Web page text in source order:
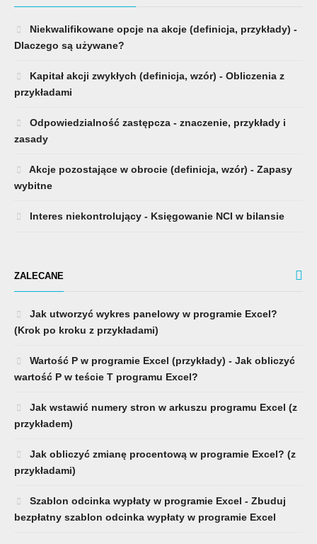
Niekwalifikowane opcje na akcje (definicja, przykłady) -
Dlaczego są używane?
Kapitał akcji zwykłych (definicja, wzór) - Obliczenia z
przykładami
Odpowiedzialność zastępcza - znaczenie, przykłady i
zasady
Akcje pozostające w obrocie (definicja, wzór) - Zapasy
wybitne
Interes niekontrolujący - Księgowanie NCI w bilansie
ZALECANE
Jak utworzyć wykres panelowy w programie Excel?
(Krok po kroku z przykładami)
Wartość P w programie Excel (przykłady) - Jak obliczyć
wartość P w teście T programu Excel?
Jak wstawić numery stron w arkuszu programu Excel (z
przykładem)
Jak obliczyć zmianę procentową w programie Excel? (z
przykładami)
Szablon odcinka wypłaty w programie Excel - Zbuduj
bezpłatny szablon odcinka wypłaty w programie Excel